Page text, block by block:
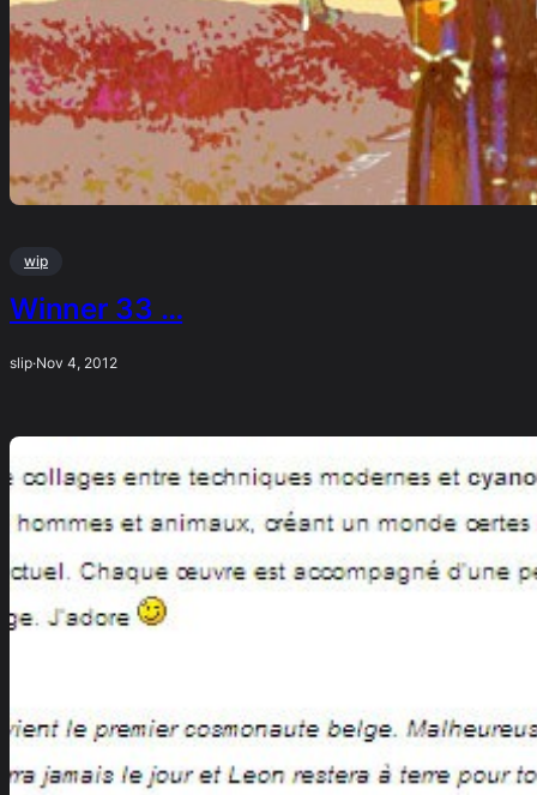
wip
Winner 33 …
slip·Nov 4, 2012